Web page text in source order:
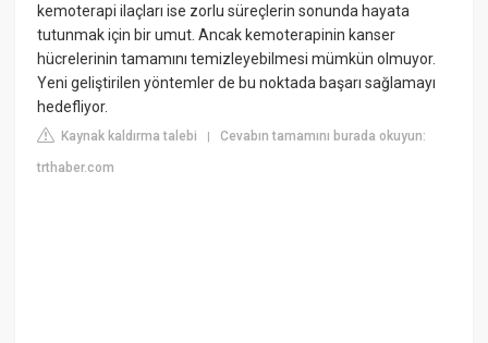
kemoterapi ilaçları ise zorlu süreçlerin sonunda hayata
tutunmak için bir umut. Ancak kemoterapinin kanser
hücrelerinin tamamını temizleyebilmesi mümkün olmuyor.
Yeni geliştirilen yöntemler de bu noktada başarı sağlamayı
hedefliyor.
Kaynak kaldırma talebi |Cevabın tamamını burada okuyun:
trthaber.com